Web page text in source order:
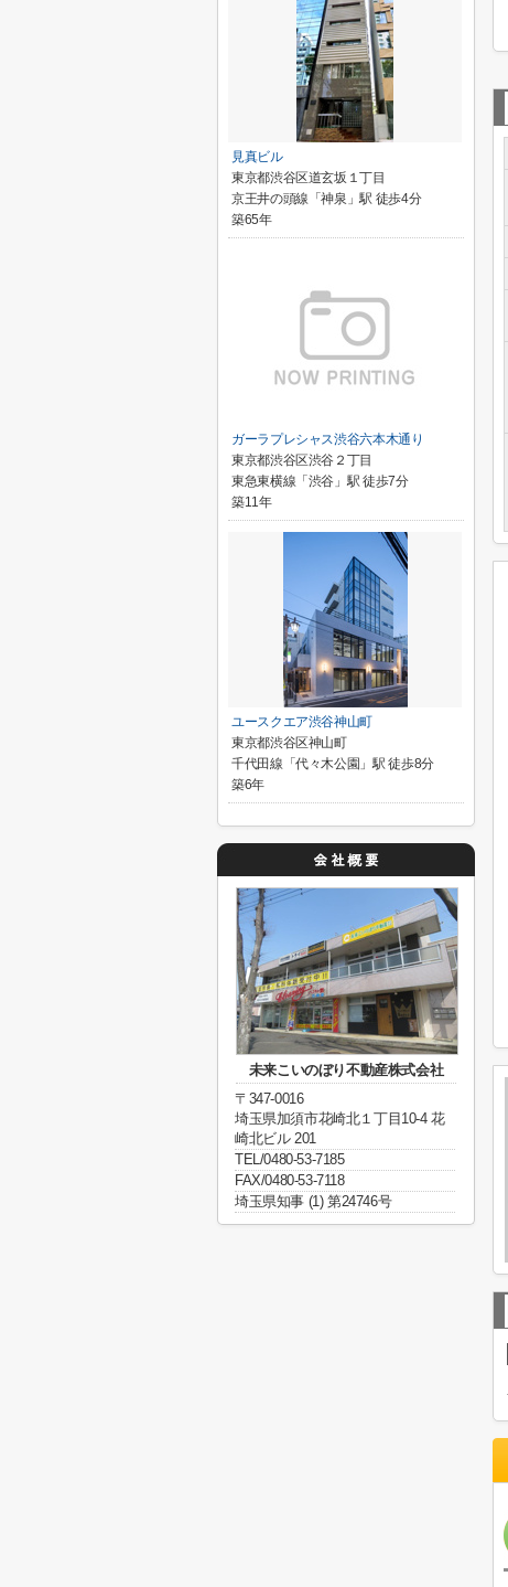
見真ビル
東京都渋谷区道玄坂１丁目
京王井の頭線「神泉」駅 徒歩4分
築65年
ガーラプレシャス渋谷六本木通り
東京都渋谷区渋谷２丁目
東急東横線「渋谷」駅 徒歩7分
築11年
ユースクエア渋谷神山町
東京都渋谷区神山町
千代田線「代々木公園」駅 徒歩8分
築6年
未来こいのぼり不動産株式会社
〒347-0016
埼玉県加須市花崎北１丁目10-4 花
崎北ビル 201
TEL/0480-53-7185
FAX/0480-53-7118
埼玉県知事 (1) 第24746号